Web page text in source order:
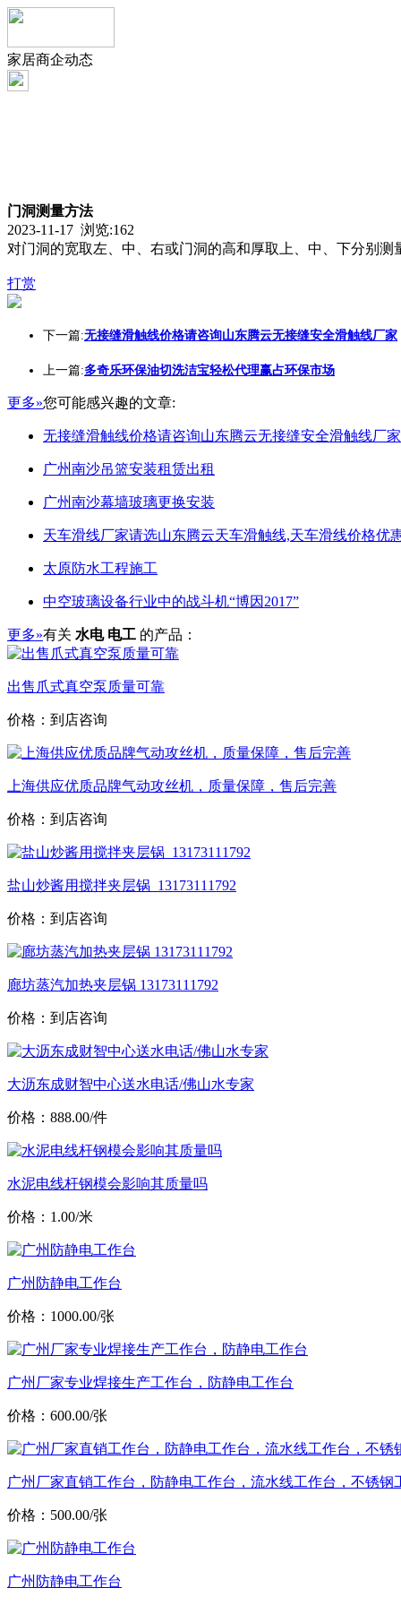
家居商企动态
门洞测量方法
2023-11-17 浏览:162
对门洞的宽取左、中、右或门洞的高和厚取上、中、下分别
打赏
下一篇:无接缝滑触线价格请咨询山东腾云无接缝安全滑触线厂家
上一篇:多奇乐环保油切洗洁宝轻松代理赢占环保市场
更多»您可能感兴趣的文章:
无接缝滑触线价格请咨询山东腾云无接缝安全滑触线厂家
广州南沙吊篮安装租赁出租
广州南沙幕墙玻璃更换安装
天车滑线厂家请选山东腾云天车滑触线,天车滑线价格优
太原防水工程施工
中空玻璃设备行业中的战斗机“博因2017”
更多»有关 水电 电工 的产品：
出售爪式真空泵质量可靠
价格：到店咨询
上海供应优质品牌气动攻丝机，质量保障，售后完善
价格：到店咨询
盐山炒酱用搅拌夹层锅_13173111792
价格：到店咨询
廊坊蒸汽加热夹层锅 13173111792
价格：到店咨询
大沥东成财智中心送水电话/佛山水专家
价格：888.00/件
水泥电线杆钢模会影响其质量吗
价格：1.00/米
广州防静电工作台
价格：1000.00/张
广州厂家专业焊接生产工作台，防静电工作台
价格：600.00/张
广州厂家直销工作台，防静电工作台，流水线工作台，不锈钢
价格：500.00/张
广州防静电工作台